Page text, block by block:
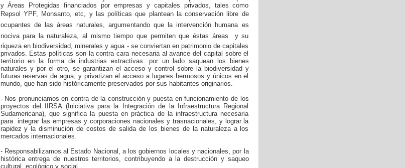
y Áreas Protegidas financiados por empresas y capitales privados, tales como
Repsol YPF, Monsanto, etc, y las políticas que plantean la conservación libre de
ocupantes de las áreas naturales, argumentando que la intervención humana es
nociva para la naturaleza, al mismo tiempo que permiten que éstas áreas  y su
riqueza en biodiversidad, minerales y agua - se conviertan en patrimonio de capitales
privados. Estas políticas son la contra cara necesaria al avance del capital sobre el
territorio en la forma de industrias extractivas: por un lado saquean los bienes
naturales y por el otro, se garantizan el acceso y control sobre la biodiversidad y
futuras reservas de agua, y privatizan el acceso a lugares hermosos y únicos en el
mundo, que han sido históricamente preservados por sus habitantes originarios.
- Nos pronunciamos en contra de la construcción y puesta en funcionamiento de los
proyectos del IIRSA (Iniciativa para la Integración de la Infraestructura Regional
Sudamericana), que significa la puesta en práctica de la infraestructura necesaria
para integrar las empresas y corporaciones nacionales y trasnacionales, y lograr la
rapidez y la disminución de costos de salida de los bienes de la naturaleza a los
mercados internacionales.
- Responsabilizamos al Estado Nacional, a los gobiernos locales y nacionales, por la
histórica entrega de nuestros territorios, contribuyendo a la destrucción y saqueo
cultural, ecológico y social.